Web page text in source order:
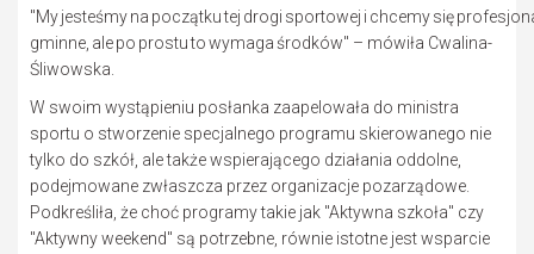
"My jesteśmy na początku tej drogi sportowej i chcemy się
gminne, ale po prostu to wymaga środków" – mówiła Cwalina-
Śliwowska.
W swoim wystąpieniu posłanka zaapelowała do ministra
sportu o stworzenie specjalnego programu skierowanego nie
tylko do szkół, ale także wspierającego działania oddolne,
podejmowane zwłaszcza przez organizacje pozarządowe.
Podkreśliła, że choć programy takie jak "Aktywna szkoła" czy
"Aktywny weekend" są potrzebne, równie istotne jest wsparcie